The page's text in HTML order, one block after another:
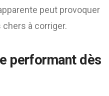
peut provoquer
à corriger.
performant dès